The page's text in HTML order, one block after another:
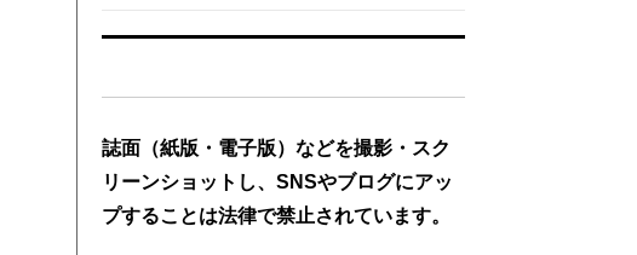
誌面（紙版・電子版）などを撮影・スク
リーンショットし、SNSやブログにアッ
プすることは法律で禁止されています。